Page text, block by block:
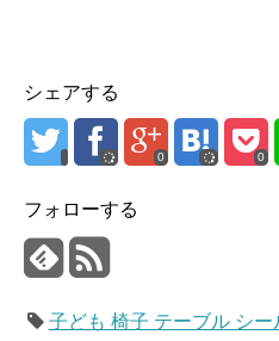
シェアする
0 0
フォローする
子ども 椅子 テーブル シ